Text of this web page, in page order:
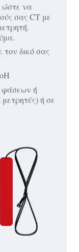
ώστε να
σας CT με
τον δικό σας
φάσεων ή
ή σε